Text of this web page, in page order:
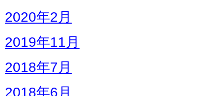
2020年2月
2019年11月
2018年7月
2018年6月